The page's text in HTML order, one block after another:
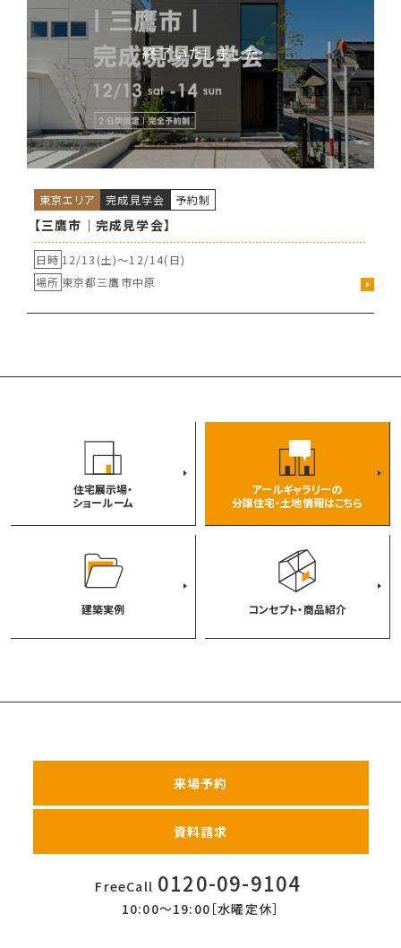
東京エリア 完成見学会 予約制
【三鷹市｜完成見学会】
日時 12/13(土)〜12/14(日)
場所 東京都三鷹市中原
住宅展示場・
ショールーム
アールギャラリーの
分譲住宅・土地情報はこちら
建築実例 コンセプト・商品紹介
来場予約
資料請求
FreeCall 0120-09-9104
10:00〜19:00［水曜定休］